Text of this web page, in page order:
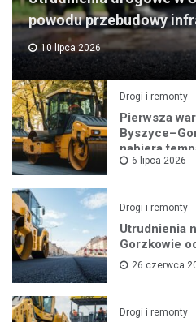
powodu przebudowy
10 lipca 2026
Drogi i remonty
Pierwsza
nabiera
6 lipca 2026
Drogi i remonty
Utrudnienia
Gorzkowie
26 czerwca
Drogi i remonty